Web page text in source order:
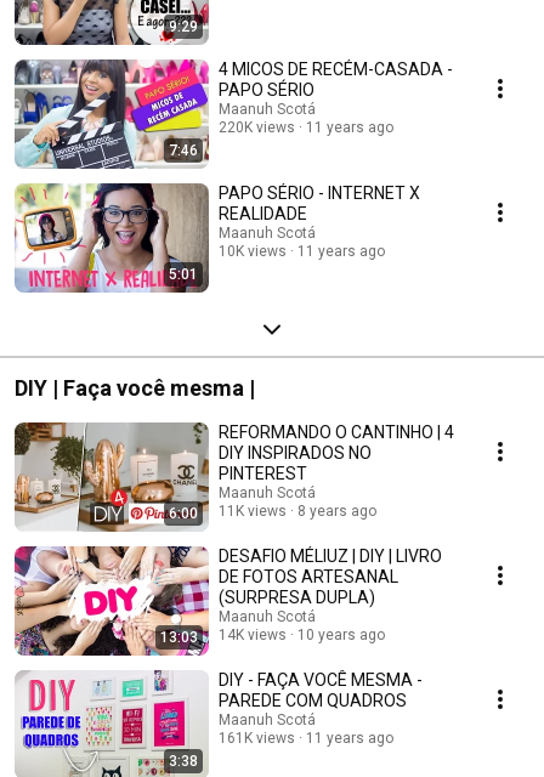
9:29
7:46
4 MICOS DE RECÉM-CASADA -
PAPO SÉRIO
Maanuh Scotá
220K views
11 years ago
5:01
PAPO SÉRIO - INTERNET X
REALIDADE
Maanuh Scotá
10K views
11 years ago
DIY | Faça você mesma |
6:00
REFORMANDO O CANTINHO | 4
DIY INSPIRADOS NO
PINTEREST
Maanuh Scotá
11K views
8 years ago
13:03
DESAFIO MÉLIUZ | DIY | LIVRO
DE FOTOS ARTESANAL
(SURPRESA DUPLA)
Maanuh Scotá
14K views
10 years ago
3:38
DIY - FAÇA VOCÊ MESMA -
PAREDE COM QUADROS
Maanuh Scotá
161K views
11 years ago